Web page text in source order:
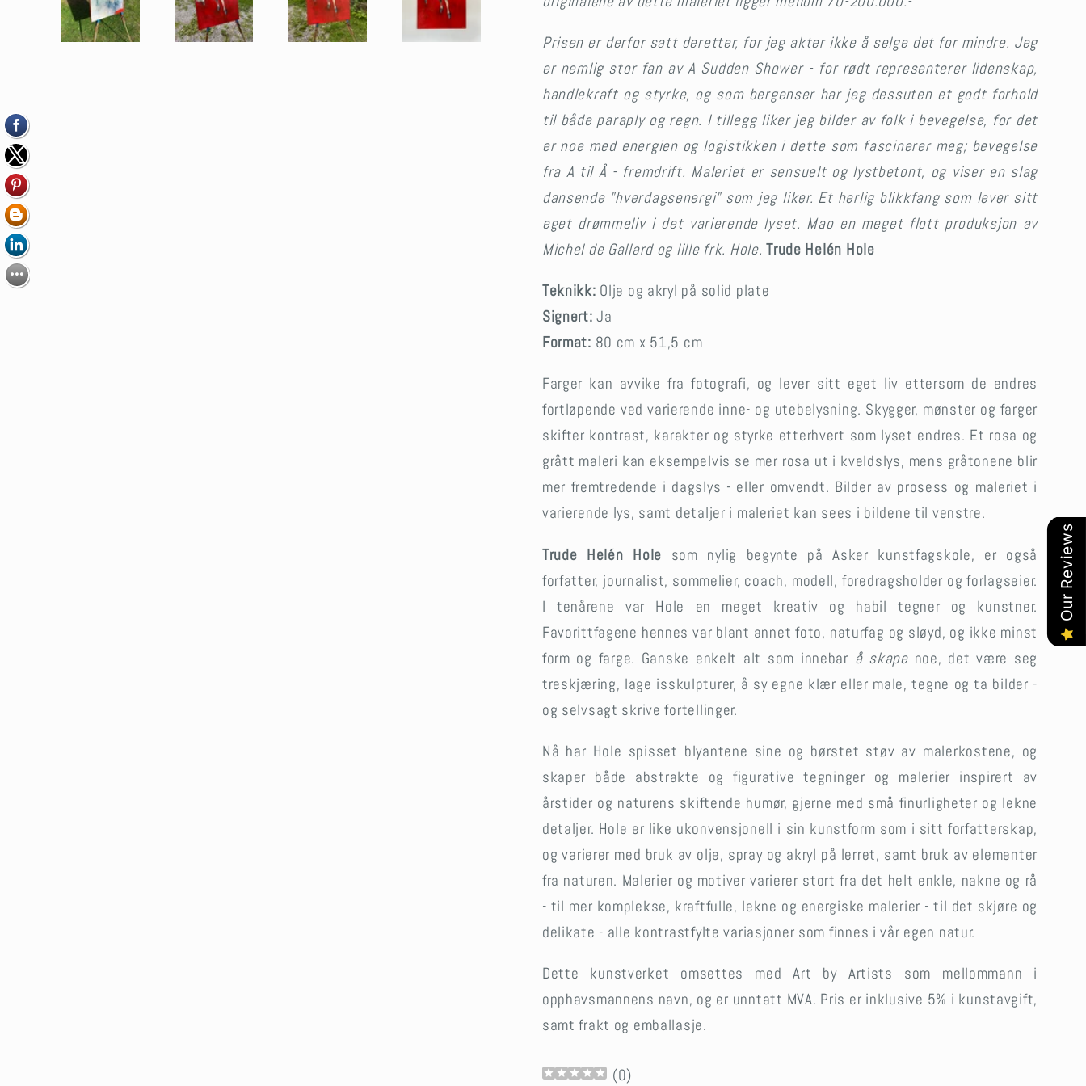
Prisen er derfor satt deretter, for jeg akter ikke å selge det for mindre. Jeg
er nemlig stor fan av A Sudden Shower - for rødt representerer lidenskap,
handlekraft og styrke, og som bergenser har jeg dessuten et godt forhold
til både paraply og regn. I tillegg liker jeg bilder av folk i bevegelse, for det
er noe med energien og logistikken i dette som fascinerer meg; bevegelse
fra A til Å - fremdrift. Maleriet er sensuelt og lystbetont, og viser en slag
dansende "hverdagsenergi" som jeg liker. Et herlig blikkfang som lever sitt
eget drømmeliv i det varierende lyset. Mao en meget flott produksjon av
Michel de Gallard og lille frk. Hole. Trude Helén Hole
Teknikk: Olje og akryl på solid plate
Signert: Ja
Format: 80 cm x 51,5 cm
Farger kan avvike fra fotografi, og lever sitt eget liv ettersom de endres
fortløpende ved varierende inne- og utebelysning. Skygger, mønster og farger
skifter kontrast, karakter og styrke etterhvert som lyset endres. Et rosa og
grått maleri kan eksempelvis se mer rosa ut i kveldslys, mens gråtonene blir
mer fremtredende i dagslys - eller omvendt. Bilder av prosess og maleriet i
varierende lys, samt detaljer i maleriet kan sees i bildene til venstre.
Trude Helén Hole som nylig begynte på Asker kunstfagskole, er også
forfatter, journalist, sommelier, coach, modell, foredragsholder og forlagseier.
I tenårene var Hole en meget kreativ og habil tegner og kunstner.
Favorittfagene hennes var blant annet foto, naturfag og sløyd, og ikke minst
form og farge. Ganske enkelt alt som innebar å skapenoe, det være seg
treskjæring, lage isskulpturer, å sy egne klær eller male, tegne og ta bilder -
og selvsagt skrive fortellinger.
Nå har Hole spisset blyantene sine og børstet støv av malerkostene, og
skaper både abstrakte og figurative tegninger og malerier inspirert av
årstider og naturens skiftende humør, gjerne med små finurligheter og lekne
detaljer. Hole er like ukonvensjonell i sin kunstform som i sitt forfatterskap,
og varierer med bruk av olje, spray og akryl på lerret, samt bruk av elementer
fra naturen. Malerier og motiver varierer stort fra det helt enkle, nakne og rå
- til mer komplekse, kraftfulle, lekne og energiske malerier - til det skjøre og
delikate - alle kontrastfylte variasjoner som finnes i vår egen natur.
Dette kunstverket omsettes med Art by Artists som mellommann i
opphavsmannens navn, og er unntatt MVA. Pris er inklusive 5% i kunstavgift,
samt frakt og emballasje.
(0)
Our Reviews